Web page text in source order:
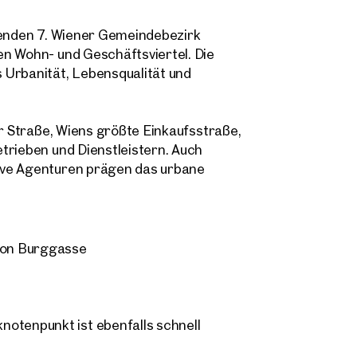
7. Wiener Gemeindebezirk
Wohn- und Geschäftsviertel. Die
Lebensqualität und
Wiens größte Einkaufsstraße,
und Dienstleistern. Auch
Agenturen prägen das urbane
Burggasse
ist ebenfalls schnell
Magdalena Lemut, BSc (WU)
(optional)
Nachname
Ihre
Sie uns kontaktieren?
Immobilie konfigurieren & finden lassen